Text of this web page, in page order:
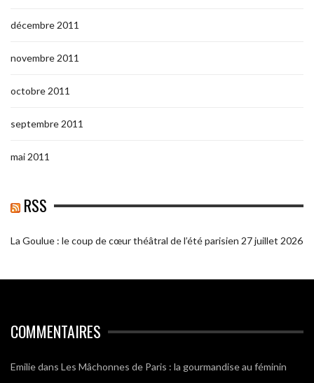
décembre 2011
novembre 2011
octobre 2011
septembre 2011
mai 2011
RSS
La Goulue : le coup de cœur théâtral de l’été parisien 27 juillet 2026
COMMENTAIRES
Emiliedans Les Mâchonnes de Paris : la gourmandise au féminin